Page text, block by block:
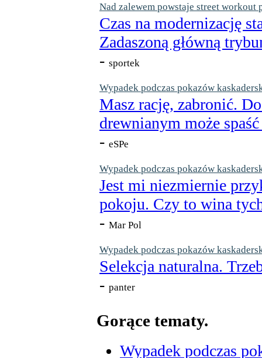
Nad zalewem powstaje street workout
Czas na modernizację
Zadaszoną główną
- sportek
Wypadek podczas pokazów
Masz rację, zabronić.
drewnianym może
- eSPe
Wypadek podczas pokazów
Jest mi niezmiernie
pokoju. Czy to wina
- Mar Pol
Wypadek podczas pokazów
Selekcja naturalna.
- panter
Gorące tematy.
Wypadek podczas